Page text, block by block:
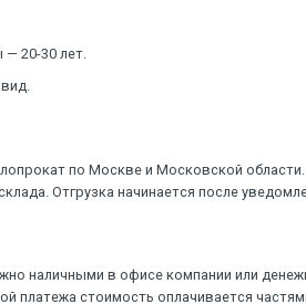
20-30 лет.
по Москве и Московской
Отгрузка начинается после
наличными в офисе компании или
платежа стоимость оплачивается